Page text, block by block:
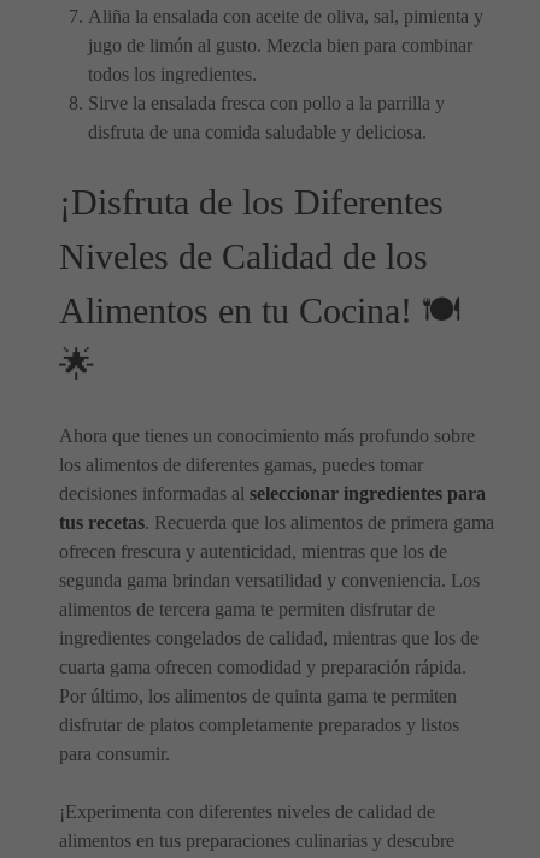
Aliña la ensalada con aceite de oliva, sal, pimienta y
jugo de limón al gusto. Mezcla bien para combinar
todos los ingredientes.
Sirve la ensalada fresca con pollo a la parrilla y
disfruta de una comida saludable y deliciosa.
¡Disfruta de los Diferentes
Niveles de Calidad de los
Alimentos en tu Cocina! 🍽️
🌟
Ahora que tienes un conocimiento más profundo sobre
los alimentos de diferentes gamas, puedes tomar
decisiones informadas al seleccionar ingredientes para
tus recetas. Recuerda que los alimentos de primera gama
ofrecen frescura y autenticidad, mientras que los de
segunda gama brindan versatilidad y conveniencia. Los
alimentos de tercera gama te permiten disfrutar de
ingredientes congelados de calidad, mientras que los de
cuarta gama ofrecen comodidad y preparación rápida.
Por último, los alimentos de quinta gama te permiten
disfrutar de platos completamente preparados y listos
para consumir.
¡Experimenta con diferentes niveles de calidad de
alimentos en tus preparaciones culinarias y descubre